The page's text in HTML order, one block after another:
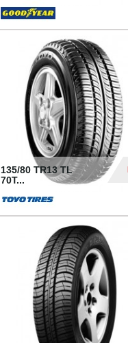
135/80 TR13 TL
70T...